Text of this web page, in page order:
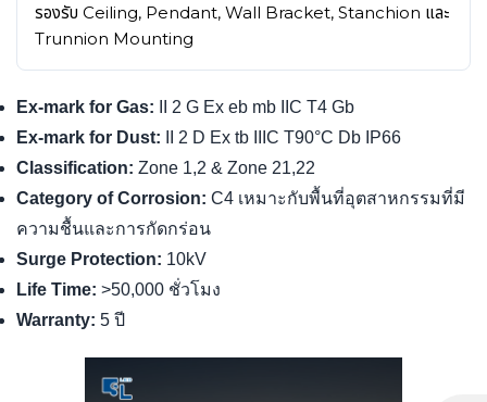
รองรับ Ceiling, Pendant, Wall Bracket, Stanchion และ
Trunnion Mounting
Ex-mark for Gas: II 2 G Ex eb mb IIC T4 Gb
Ex-mark for Dust: II 2 D Ex tb IIIC T90°C Db IP66
Classification: Zone 1,2 & Zone 21,22
Category of Corrosion: C4 เหมาะกับพื้นที่อุตสาหกรรมที่มี
ความชื้นและการกัดกร่อน
Surge Protection: 10kV
Life Time: >50,000 ชั่วโมง
Warranty: 5 ปี